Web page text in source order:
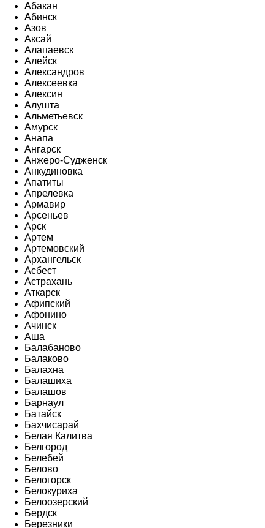
Абакан
Абинск
Азов
Аксай
Алапаевск
Алейск
Александров
Алексеевка
Алексин
Алушта
Альметьевск
Амурск
Анапа
Ангарск
Анжеро-Судженск
Анкудиновка
Апатиты
Апрелевка
Армавир
Арсеньев
Арск
Артем
Артемовский
Архангельск
Асбест
Астрахань
Аткарск
Афипский
Афонино
Ачинск
Аша
Балабаново
Балаково
Балахна
Балашиха
Балашов
Барнаул
Батайск
Бахчисарай
Белая Калитва
Белгород
Белебей
Белово
Белогорск
Белокуриха
Белоозерский
Бердск
Березники